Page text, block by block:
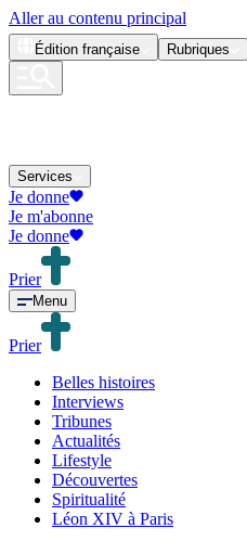
Aller au contenu principal
Édition française Rubriques
Services
Je donne
Je m'abonne
Je donne
Prier
Menu
Prier
Belles histoires
Interviews
Tribunes
Actualités
Lifestyle
Découvertes
Spiritualité
Léon XIV à Paris